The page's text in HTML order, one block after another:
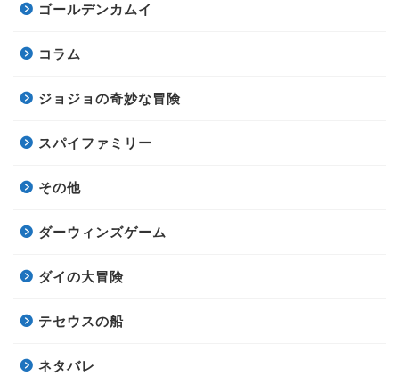
ゴールデンカムイ
コラム
ジョジョの奇妙な冒険
スパイファミリー
その他
ダーウィンズゲーム
ダイの大冒険
テセウスの船
ネタバレ